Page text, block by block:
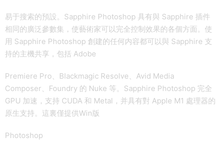
易于搜索的預設。Sapphire Photoshop 具有與 Sapphire 插件
相同的廣泛參數集，使藝術家可以完全控制效果的各個方面。使
用 Sapphire Photoshop 創建的任何内容都可以與 Sapphire 支
持的主機共享，包括 Adob​​e
Premiere Pro、Blackmagic Resolve、Avid Media
Composer、Foundry 的 Nuke 等。Sapphire Photoshop 完全
GPU 加速，支持 CUDA 和 Metal，并具有對 Apple M1 處理器的
原生支持。這裏僅提供Win版
Photoshop